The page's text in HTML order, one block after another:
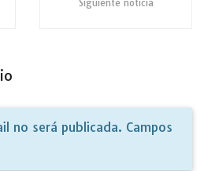
Siguiente noticia
no será publicada. Campos